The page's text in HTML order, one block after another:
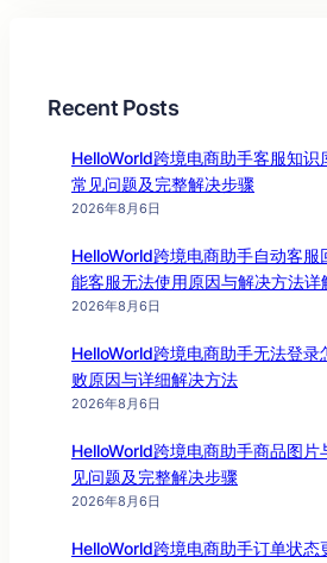
Recent Posts
HelloWorld跨境电商助手客服知识
常见问题及完整解决步骤
2026年8月6日
HelloWorld跨境电商助手自动客服
能客服无法使用原因与解决方法详
2026年8月6日
HelloWorld跨境电商助手无法登录
败原因与详细解决方法
2026年8月6日
HelloWorld跨境电商助手商品图片
见问题及完整解决步骤
2026年8月6日
HelloWorld跨境电商助手订单状态